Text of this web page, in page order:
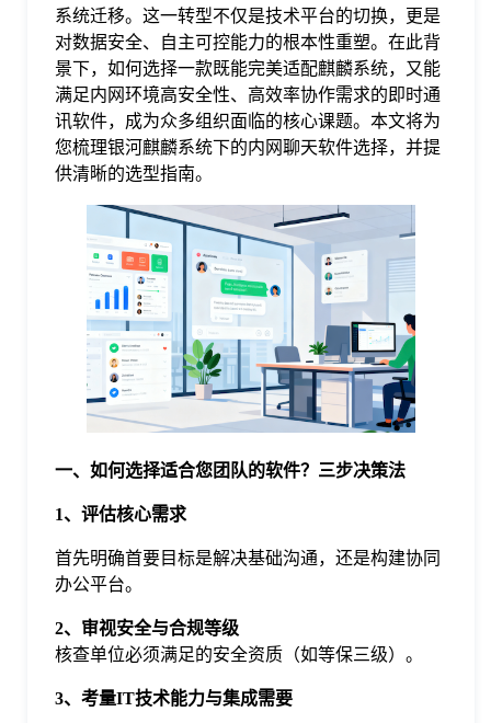
常
见
系统迁移。这一转型不仅是技术平台的切换，更是
对数据安全、自主可控能力的根本性重塑。在此背
景下，如何选择一款既能完美适配麒麟系统，又能
满足内网环境高安全性、高效率协作需求的即时通
讯软件，成为众多组织面临的核心课题。本文将为
您梳理银河麒麟系统下的内网聊天软件选择，并提
供清晰的选型指南。
一、如何选择适合您团队的软件？三步决策法
1、评估核心需求
首先明确首要目标是解决基础沟通，还是构建协同
办公平台。
2、审视安全与合规等级
核查单位必须满足的安全资质（如等保三级）。
3、考量IT技术能力与集成需要